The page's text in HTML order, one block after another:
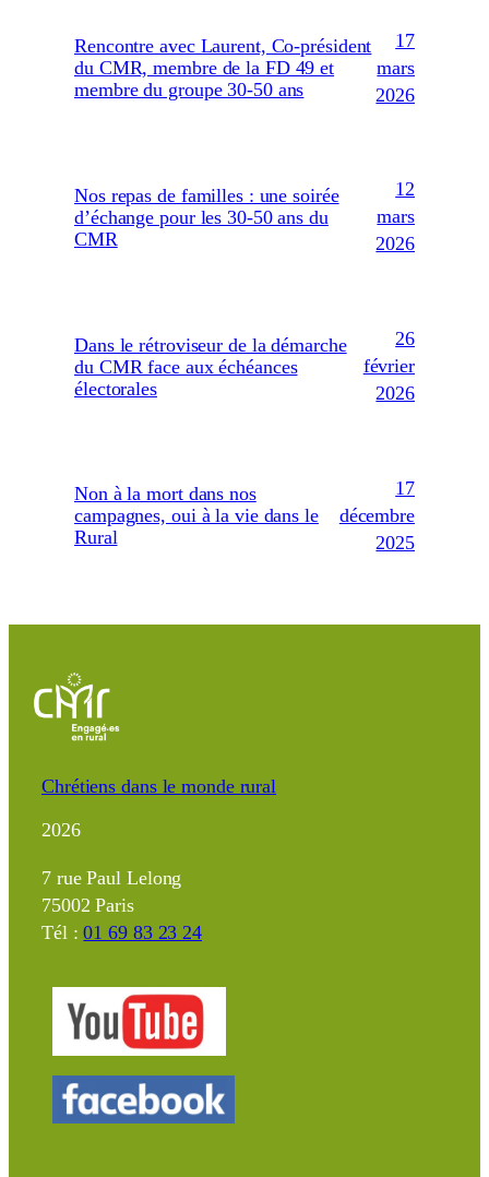
Rencontre avec Laurent, Co-président
du CMR, membre de la FD 49 et
membre du groupe 30-50 ans
17
mars
2026
Nos repas de familles : une soirée
d’échange pour les 30-50 ans du
CMR
12
mars
2026
Dans le rétroviseur de la démarche
du CMR face aux échéances
électorales
26
février
2026
Non à la mort dans nos
campagnes, oui à la vie dans le
Rural
17
décembre
2025
Chrétiens dans le monde rural
2026
7 rue Paul Lelong
75002 Paris
Tél :01 69 83 23 24